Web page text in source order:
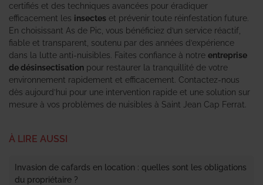
certifiés et des techniques avancées pour éradiquer
efficacement les insectes et prévenir toute réinfestation future.
En choisissant As de Pic, vous bénéficiez d’un service réactif,
fiable et transparent, soutenu par des années d’expérience
dans la lutte anti-nuisibles. Faites confiance à notre entreprise
de désinsectisation pour restaurer la tranquillité de votre
environnement rapidement et efficacement. Contactez-nous
dès aujourd’hui pour une intervention rapide et une solution sur
mesure à vos problèmes de nuisibles à Saint Jean Cap Ferrat.
À LIRE AUSSI
Invasion de cafards en location : quelles sont les obligations
du propriétaire ?